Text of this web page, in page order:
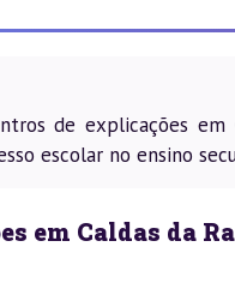
de explicações
escolar no ensino
em Caldas da